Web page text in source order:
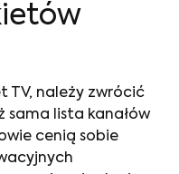
TV, należy zwrócić
sama
lista kanałów
cenią sobie